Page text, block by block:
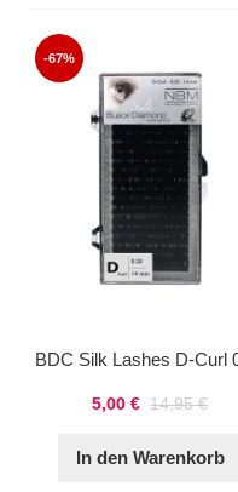
-67%
5,00 € 14,95 €
In den Warenkorb